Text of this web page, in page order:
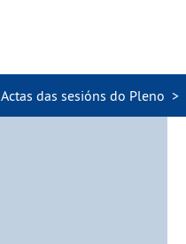
Actas das sesións do Pleno